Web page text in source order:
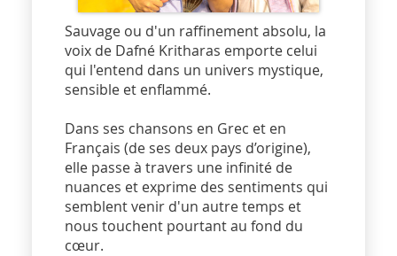
Sauvage ou d'un raffinement absolu, la
voix de Dafné Kritharas emporte celui
qui l'entend dans un univers mystique,
sensible et enflammé.
Dans ses chansons en Grec et en
Français (de ses deux pays d’origine),
elle passe à travers une infinité de
nuances et exprime des sentiments qui
semblent venir d'un autre temps et
nous touchent pourtant au fond du
cœur.